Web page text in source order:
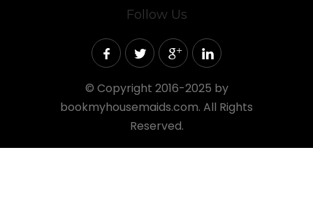
Follow Us
© Copyright 2016-2025 by
bookmyhousemaids.com. All Rights
Reserved.